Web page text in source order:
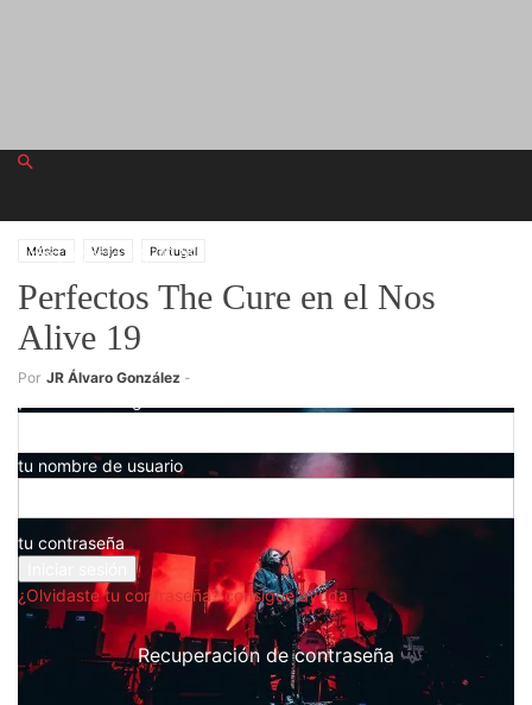
lunes, agosto 10, 2026
tu nombre de usuario
tu contraseña
¿Olvidaste tu contraseña? consigue ayuda
Recuperación de contraseña
Música Viajes Portugal
Perfectos The Cure en el Nos
Alive 19
Por JR Álvaro González -